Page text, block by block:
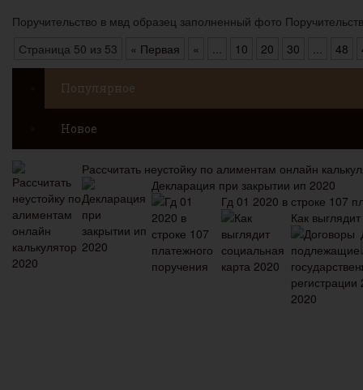
Поручительство в мвд образец заполненный фото
Страница 50 из 53
« Первая « 10 20 30 48
Популярное
Новое
Рассчитать неустойку по алиментам онлайн
Декларация при закрытии ип 2020
Гд 01 2020 в строке 107
Как